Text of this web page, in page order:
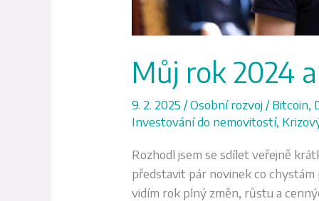
Můj rok 2024
9. 2. 2025/Osobní rozvoj/Bitcoin,
Investování do nemovitostí,
Rozhodl jsem se sdílet veřejně
představit pár novinek co chystám
vidím rok plný změn, růstu a